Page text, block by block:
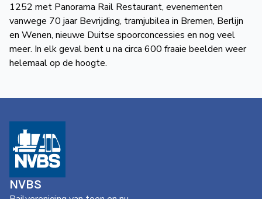
1252 met Panorama Rail Restaurant, evenementen
vanwege 70 jaar Bevrijding, tramjubilea in Bremen, Berlijn
en Wenen, nieuwe Duitse spoorconcessies en nog veel
meer. In elk geval bent u na circa 600 fraaie beelden weer
helemaal op de hoogte.
NVBS